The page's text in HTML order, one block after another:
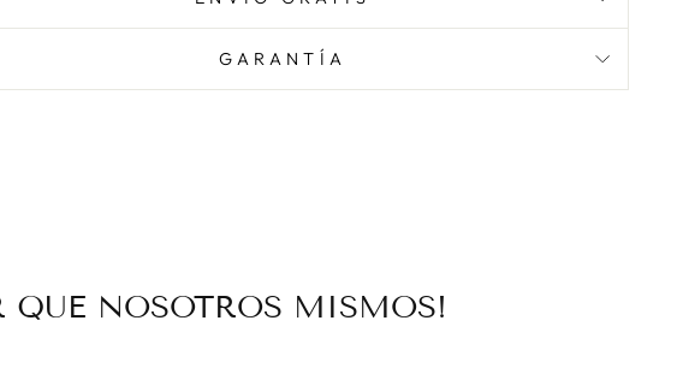
GARANTÍA
QUE NOSOTROS MISMOS!